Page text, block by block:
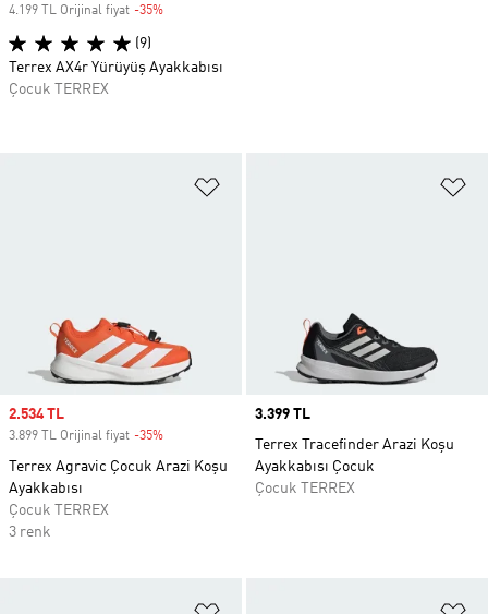
Sale price
2.534 TL
3.899 TL Orijinal fiyat -35%
Terrex Agravic Çocuk Arazi Koşu
Ayakkabısı
Çocuk TERREX
3 renk
Price
3.399 TL
Terrex Tracefinder Arazi Koşu
Ayakkabısı Çocuk
Çocuk TERREX
4.199 TL Orijinal fiyat -35%
(9)
Terrex AX4r Yürüyüş Ayakkabısı
Çocuk TERREX